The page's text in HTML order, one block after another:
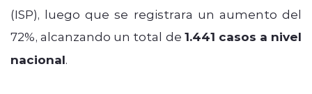
(ISP), luego que se registrara un aumento del
72%, alcanzando un total de 1.441 casos a nivel
nacional.